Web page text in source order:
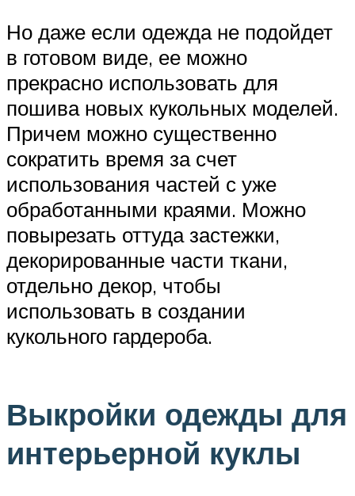
Но даже если одежда не подойдет
в готовом виде, ее можно
прекрасно использовать для
пошива новых кукольных моделей.
Причем можно существенно
сократить время за счет
использования частей с уже
обработанными краями. Можно
повырезать оттуда застежки,
декорированные части ткани,
отдельно декор, чтобы
использовать в создании
кукольного гардероба.
Выкройки одежды для
интерьерной куклы